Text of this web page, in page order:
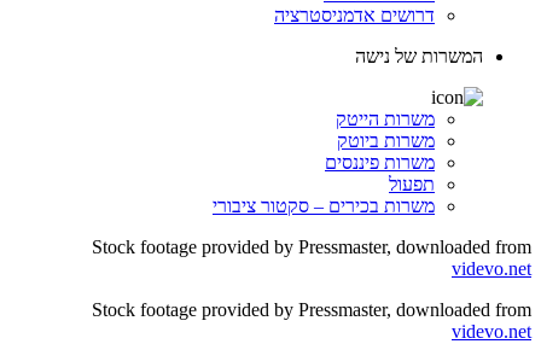
דרושים אדמניסטרציה
המשרות של נישה
משרות הייטק
משרות ביוטק
משרות פיננסים
תפעול
משרות בכירים – סקטור ציבורי
Stock footage provided by Pressmaster, downloaded from
videvo.net
Stock footage provided by Pressmaster, downloaded from
videvo.net